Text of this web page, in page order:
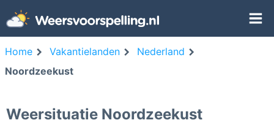
Home Vakantielanden
Nederland
Noordzeekust
Weersituatie Noordzeekust